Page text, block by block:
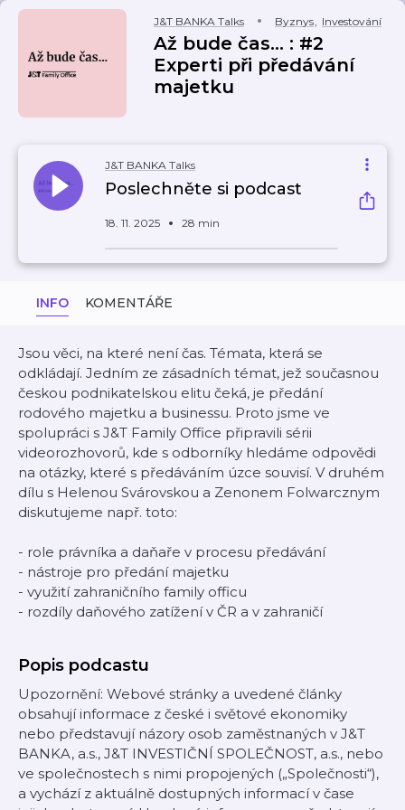
J&T BANKA Talks Byznys, Investování
Až bude čas... : #2
Experti při předávání
majetku
J&T BANKA Talks
Poslechněte si podcast
18. 11. 2025 28 min
INFO KOMENTÁŘE
Jsou věci, na které není čas. Témata, která se
odkládají. Jedním ze zásadních témat, jež současnou
českou podnikatelskou elitu čeká, je předání
rodového majetku a businessu. Proto jsme ve
spolupráci s J&T Family Office připravili sérii
videorozhovorů, kde s odborníky hledáme odpovědi
na otázky, které s předáváním úzce souvisí. V druhém
dílu s Helenou Svárovskou a Zenonem Folwarcznym
diskutujeme např. toto:
- role právníka a daňaře v procesu předávání
- nástroje pro předání majetku
- využití zahraničního family officu
- rozdíly daňového zatížení v ČR a v zahraničí
Popis podcastu
Upozornění: Webové stránky a uvedené články
obsahují informace z české i světové ekonomiky
nebo představují názory osob zaměstnaných v J&T
BANKA, a.s., J&T INVESTIČNÍ SPOLEČNOST, a.s., nebo
ve společnostech s nimi propojených („Společnosti“),
a vychází z aktuálně dostupných informací v čase